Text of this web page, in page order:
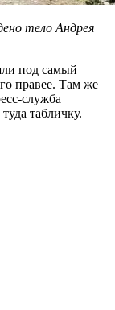
тело Андрея
под самый
правее. Там же
служба
табличку.